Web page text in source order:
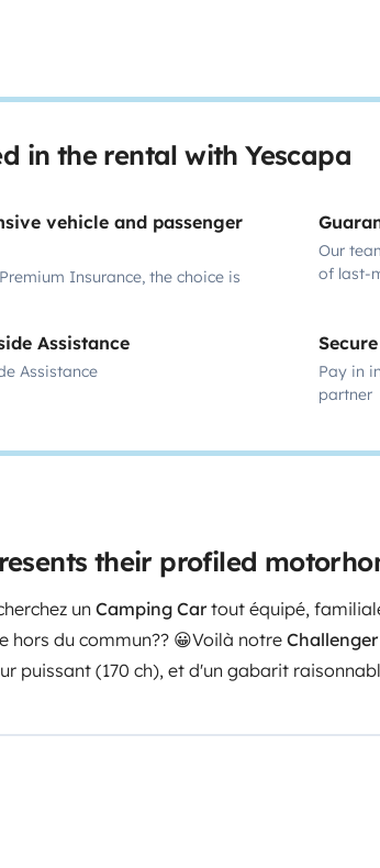
in the rental with Yescapa
vehicle and passenger
Insurance, the choice is
Our
of last-
Assistance
Assistance
Pay in
partner
their profiled
un Camping Cartout équipé,
hors du commun?? 😀Voilà notre Challenger
puissant (170 ch), et d'un gabarit
un
intérieur, bien pensé, vous donne accès à
, vous aurez un